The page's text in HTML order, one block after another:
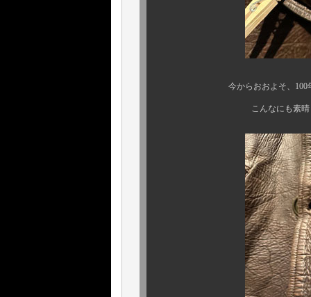
今からおおよそ、100年近い昔
こんなにも素晴らしい保存